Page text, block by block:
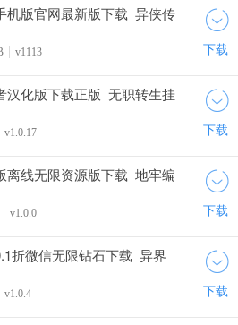
机版官网最新版下载_异侠传
下载v1113
v1113 下载
汉化版下载正版_无职转生挂
载v1.0.17
v1.0.17 下载
离线无限资源版下载_地牢编
v1.0.0
v1.0.0 下载
折微信无限钻石下载_异界
载v1.0.4
v1.0.4 下载